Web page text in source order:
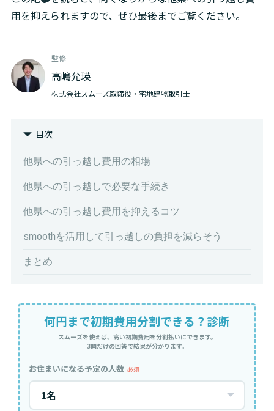
用を抑えられますので、ぜひ最後までご覧ください。
監修
高嶋允瑛
株式会社スムーズ取締役・宅地建物取引士
目次
他県への引っ越し費用の相場
他県への引っ越しで必要な手続き
他県への引っ越し費用を抑えるコツ
smoothを活用して引っ越しの負担を減らそう
まとめ
何円まで初期費用分割できる？診断
スムーズを使えば、高い初期費用を分割払いにできます。
3問だけの回答で結果が分かります。
お住まいになる予定の人数 必須